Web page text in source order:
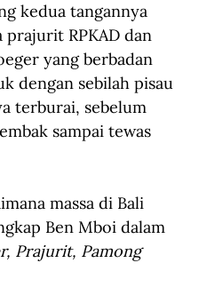
kedua tangannya
RPKAD dan
yang berbadan
dengan sebilah pisau
terburai, sebelum
sampai tewas
massa di Bali
Ben Mboi dalam
Prajurit, Pamong